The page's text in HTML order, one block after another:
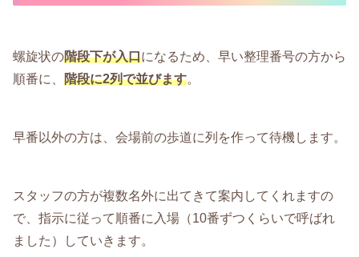
螺旋状の階段下が入口になるため、早い整理番号の方から
順番に、 階段に2列で並びます。
早番以外の方は、会場前の歩道に列を作って待機します。
スタッフの方が複数名外に出てきて案内してくれますの
で、指示に従って順番に入場（10番ずつくらいで呼ばれ
ました）していきます。